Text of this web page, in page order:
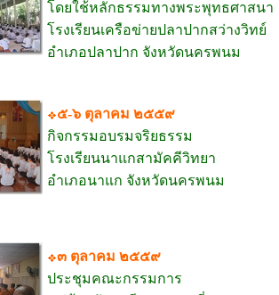
โดยใช้หลักธรรมทางพระพุทธศาสนา
โรงเรียนเครือข่ายปลาปากสว่างวิทย์
อำเภอปลาปาก จังหวัดนครพนม
๕-๖ ตุลาคม ๒๕๕๙
กิจกรรมอบรมจริยธรรม
โรงเรียนนาแกสามัคคีวิทยา
อำเภอนาแก จังหวัดนครพนม
๓ ตุลาคม ๒๕๕๙
ประชุมคณะกรรมการ